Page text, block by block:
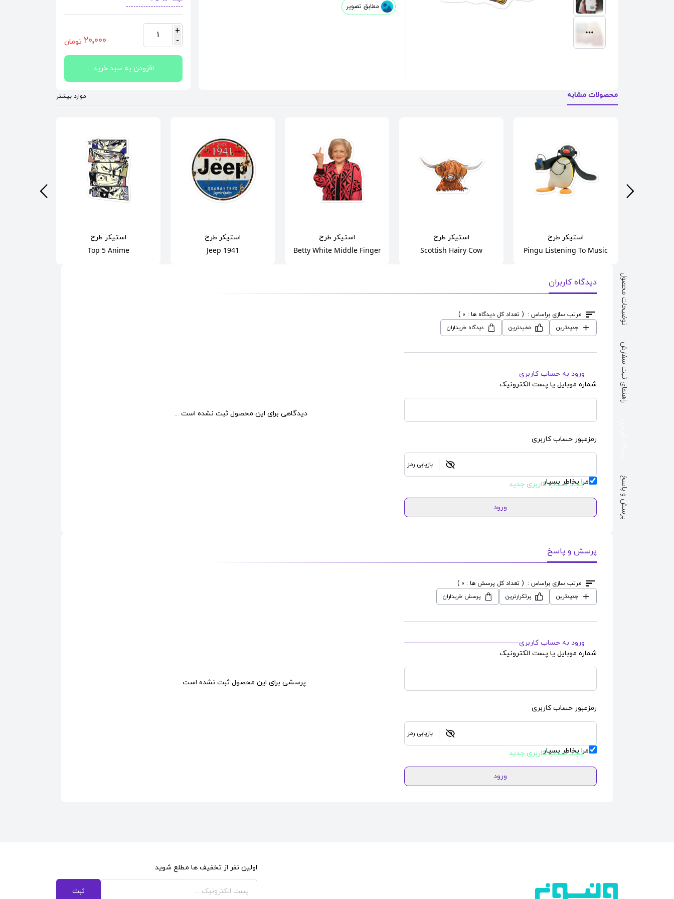
مطابق تصویر
+
-
1 ٢٠٬٠٠٠ تومان
افزودن به سبد خرید
محصولات مشابه موارد بیشتر
استیکر طرح
Pingu Listening To Music
استیکر طرح
Scottish Hairy Cow
استیکر طرح
Betty White Middle Finger
استیکر طرح
Jeep 1941
استیکر طرح
Top 5 Anime
توضیحات محصول
راهنمای ثبت سفارش
پرسش و پاسخ
دیدگاه کاربران
مرتب سازی براساس : ( تعداد کل دیدگاه ها : 0 )
جدیدترین
مفیدترین دیدگاه خریداران
ورود به حساب کاربری
شماره موبایل یا پست الکترونیک
رمزعبور حساب کاربری
بازیابی رمز
مرا بخاطر بسپار
ایجاد حساب کاربری جدید
ورود
دیدگاهی برای این محصول ثبت نشده است ...
پرسش و پاسخ
مرتب سازی براساس : ( تعداد کل پرسش ها : 0 )
جدیدترین
پرتکرارترین پرسش خریداران
ورود به حساب کاربری
شماره موبایل یا پست الکترونیک
رمزعبور حساب کاربری
بازیابی رمز
مرا بخاطر بسپار
ایجاد حساب کاربری جدید
ورود
پرسشی برای این محصول ثبت نشده است ...
اولین نفر از تخفیف ها مطلع شوید
ثبت